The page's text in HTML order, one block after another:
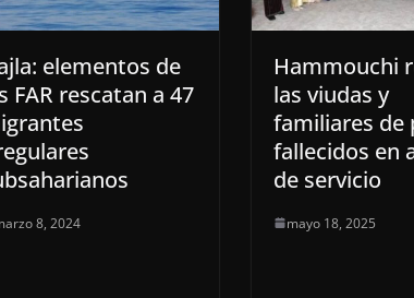
elementos de
FAR rescatan a 47
8, 2024
Hammouchi
las viudas y
familiares de
fallecidos en
de servicio
mayo 18, 2025